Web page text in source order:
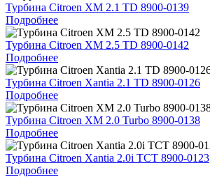
Турбина Citroen XM 2.1 TD 8900-0139
Подробнее
Турбина Citroen XM 2.5 TD 8900-0142
Подробнее
Турбина Citroen Xantia 2.1 TD 8900-0126
Подробнее
Турбина Citroen XM 2.0 Turbo 8900-0138
Подробнее
Турбина Citroen Xantia 2.0i TCT 8900-0123
Подробнее